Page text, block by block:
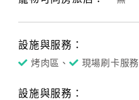
設施與服務：
烤肉區、 現場刷卡服務
設施與服務：